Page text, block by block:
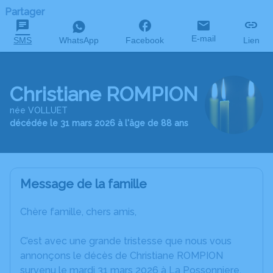
Partager
SMS WhatsApp Facebook E-mail Lien
Christiane ROMPION
née VOLLUET
décédée le 31 mars 2026 à l'âge de 88 ans
Message de la famille
Chère famille, chers amis,
C’est avec une grande tristesse que nous vous
annonçons le décès de Christiane ROMPION
survenu le mardi 31 mars 2026 à La Possonniere.